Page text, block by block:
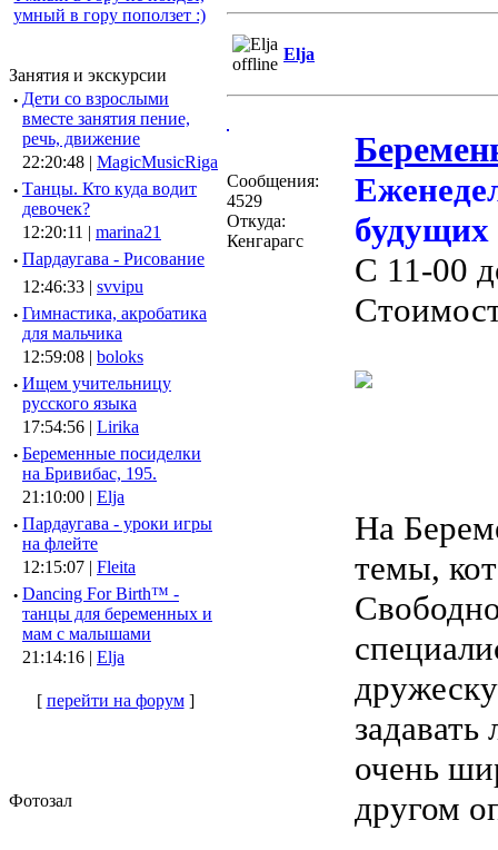
умный в гору поползет :)
Занятия и экскурсии
· Дети со взрослыми
вместе занятия пение,
речь, движение
22:20:48 | MagicMusicRiga
· Танцы. Кто куда водит
девочек?
12:20:11 | marina21
· Пардаугава - Рисование
12:46:33 | svvipu
· Гимнастика, акробатика
для мальчика
12:59:08 | boloks
· Ищем учительницу
русского языка
17:54:56 | Lirika
· Беременные посиделки
на Бривибас, 195.
21:10:00 | Elja
· Пардаугава - уроки игры
на флейте
12:15:07 | Fleita
· Dancing For Birth™ -
танцы для беременных и
мам с малышами
21:14:16 | Elja
[ перейти на форум]
Фотозал
Elja
Сообщения:
4529
Откуда:
Кенгарагс
С 11-00
На
темы,
очень
другом